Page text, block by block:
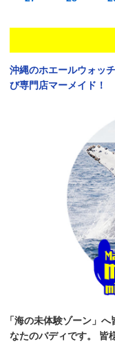
沖縄のホエールウォッ
び専門店マーメイド！
「海の未体験ゾーン」へ
なたのバディです。
皆